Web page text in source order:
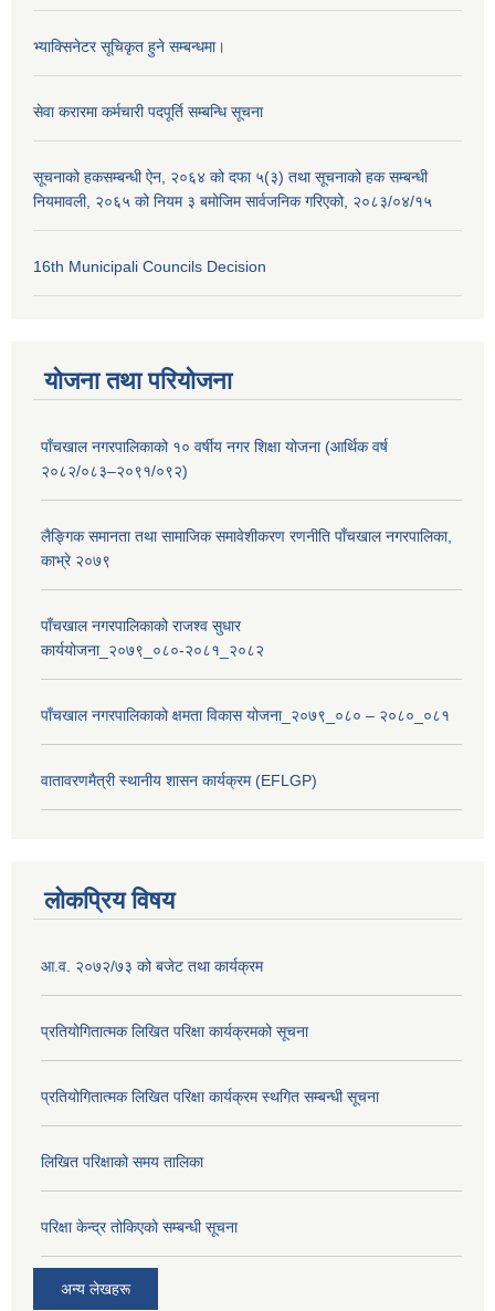
भ्याक्सिनेटर सूचिकृत हुने सम्बन्धमा।
सेवा करारमा कर्मचारी पदपूर्ति सम्बन्धि सूचना
सूचनाको हकसम्बन्धी ऐन, २०६४ को दफा ५(३) तथा सूचनाको हक सम्बन्धी
नियमावली, २०६५ को नियम ३ बमोजिम सार्वजनिक गरिएको, २०८३/०४/१५
16th Municipali Councils Decision
योजना तथा परियोजना
पाँचखाल नगरपालिकाको १० वर्षीय नगर शिक्षा योजना (आर्थिक वर्ष
२०८२/०८३–२०९१/०९२)
लैङ्गिक समानता तथा सामाजिक समावेशीकरण रणनीति पाँचखाल नगरपालिका,
काभ्रे २०७९
पाँचखाल नगरपालिकाको राजश्व सुधार
कार्ययोजना_२०७९_०८०-२०८१_२०८२
पाँचखाल नगरपालिकाको क्षमता विकास योजना_२०७९_०८० – २०८०_०८१
वातावरणमैत्री स्थानीय शासन कार्यक्रम (EFLGP)
लोकप्रिय विषय
आ.व. २०७२/७३ को बजेट तथा कार्यक्रम
प्रतियोगितात्मक लिखित परिक्षा कार्यक्रमको सूचना
प्रतियोगितात्मक लिखित परिक्षा कार्यक्रम स्थगित सम्बन्धी सूचना
लिखित परिक्षाको समय तालिका
परिक्षा केन्द्र तोकिएको सम्बन्धी सूचना
अन्य लेखहरू